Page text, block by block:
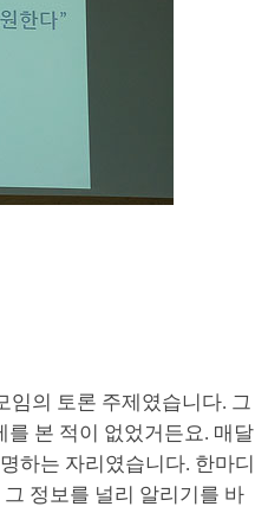
임의 토론 주제였습니다. 그
를 본 적이 없었거든요. 매달
하는 자리였습니다. 한마디
정보를 널리 알리기를 바